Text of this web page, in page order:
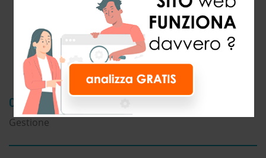
002.FATTURA ELETTRONICA
Gestione